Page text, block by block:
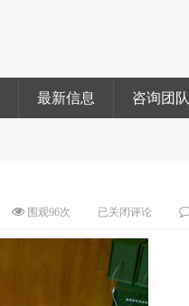
最新信息 咨询团队
围观96次 已关闭评论